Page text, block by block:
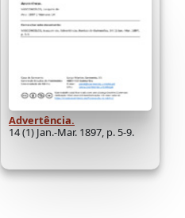
Advertência.
14 (1) Jan.-Mar. 1897, p. 5-9.